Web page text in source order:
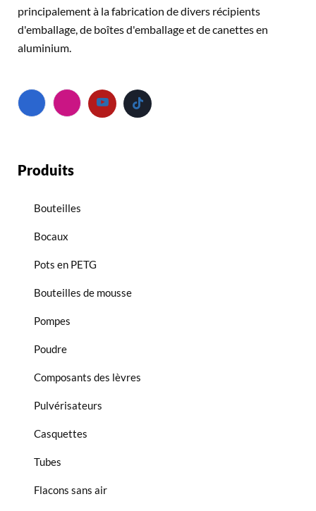
principalement à la fabrication de divers récipients
d'emballage, de boîtes d'emballage et de canettes en
aluminium.
Produits
Bouteilles
Bocaux
Pots en PETG
Bouteilles de mousse
Pompes
Poudre
Composants des lèvres
Pulvérisateurs
Casquettes
Tubes
Flacons sans air